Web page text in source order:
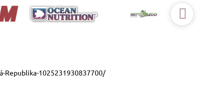
Republika-1025231930837700/